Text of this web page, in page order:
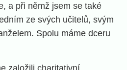
a při němž jsem se také
ze svých učitelů, svým
Spolu máme dceru
založili charitativní